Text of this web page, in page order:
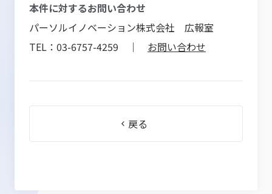
本件に対するお問い合わせ
パーソルイノベーション株式会社 広報室
TEL：03-6757-4259 ｜ お問い合わせ
戻る